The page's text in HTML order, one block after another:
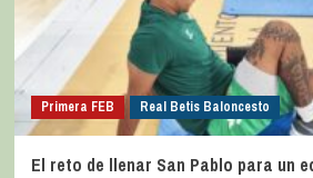
Primera FEB Real Betis Baloncesto
El reto de llenar San Pablo para un